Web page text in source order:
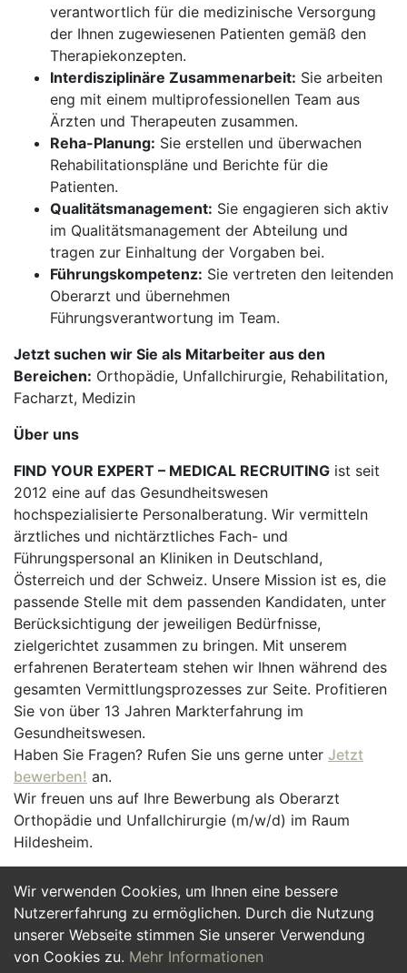
Wir verwenden Cookies, um Ihnen eine bessere
Nutzererfahrung zu ermöglichen. Durch die Nutzung
unserer Webseite stimmen Sie unserer Verwendung
von Cookies zu. Mehr Informationen
verantwortlich für die medizinische Versorgung
der Ihnen zugewiesenen Patienten gemäß den
Therapiekonzepten.
Interdisziplinäre Zusammenarbeit: Sie arbeiten
eng mit einem multiprofessionellen Team aus
Ärzten und Therapeuten zusammen.
Reha-Planung: Sie erstellen und überwachen
Rehabilitationspläne und Berichte für die
Patienten.
Qualitätsmanagement: Sie engagieren sich aktiv
im Qualitätsmanagement der Abteilung und
tragen zur Einhaltung der Vorgaben bei.
Führungskompetenz: Sie vertreten den leitenden
Oberarzt und übernehmen
Führungsverantwortung im Team.
Jetzt suchen wir Sie als Mitarbeiter aus den
Bereichen: Orthopädie, Unfallchirurgie, Rehabilitation,
Facharzt, Medizin
Über uns
FIND YOUR EXPERT – MEDICAL RECRUITING ist seit
2012 eine auf das Gesundheitswesen
hochspezialisierte Personalberatung. Wir vermitteln
ärztliches und nichtärztliches Fach- und
Führungspersonal an Kliniken in Deutschland,
Österreich und der Schweiz. Unsere Mission ist es, die
passende Stelle mit dem passenden Kandidaten, unter
Berücksichtigung der jeweiligen Bedürfnisse,
zielgerichtet zusammen zu bringen. Mit unserem
erfahrenen Beraterteam stehen wir Ihnen während des
gesamten Vermittlungsprozesses zur Seite. Profitieren
Sie von über 13 Jahren Markterfahrung im
Gesundheitswesen.
Haben Sie Fragen? Rufen Sie uns gerne unter Jetzt
bewerben! an.
Wir freuen uns auf Ihre Bewerbung als Oberarzt
Orthopädie und Unfallchirurgie (m/w/d) im Raum
Hildesheim.
Jetzt Bewerben